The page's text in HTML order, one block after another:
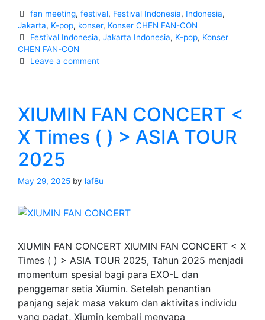
FAN-
CON
‘Beyond
Categories
fan meeting,festival, Festival Indonesia, Indonesia,
Jakarta, K-pop, konser, Konser CHEN FAN-CON
Tags
Festival Indonesia,Jakarta Indonesia, K-pop, Konser
CHEN FAN-CON
Leave a comment
XIUMIN FAN CONCERT <
X Times ( ) > ASIA TOUR
2025
May 29, 2025 by laf8u
XIUMIN FAN CONCERT XIUMIN FAN CONCERT < X
Times ( ) > ASIA TOUR 2025, Tahun 2025 menjadi
momentum spesial bagi para EXO-L dan
penggemar setia Xiumin. Setelah penantian
panjang sejak masa vakum dan aktivitas individu
yang padat, Xiumin kembali menyapa